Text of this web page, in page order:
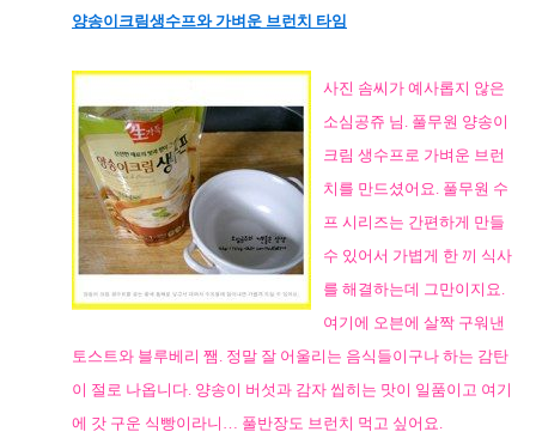
양송이크림생수프와 가벼운 브런치 타임
사진 솜씨가 예사롭지 않은
소심공쥬 님. 풀무원 양송이
크림 생수프로 가벼운 브런
치를 만드셨어요. 풀무원 수
프 시리즈는 간편하게 만들
수 있어서 가볍게 한 끼 식사
를 해결하는데 그만이지요.
여기에 오븐에 살짝 구워낸
토스트와 블루베리 쨈. 정말 잘 어울리는 음식들이구나 하는 감탄
이 절로 나옵니다. 양송이 버섯과 감자 씹히는 맛이 일품이고 여기
에 갓 구운 식빵이라니… 풀반장도 브런치 먹고 싶어요.